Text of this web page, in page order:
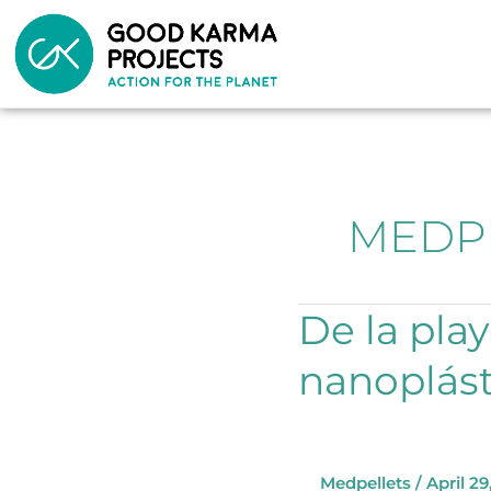
content
De la
Medpellets / April
De
la
al
que